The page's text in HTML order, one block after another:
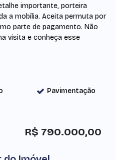
importante, porteira
a mobília. Aceita permuta por
parte de pagamento. Não
visita e conheça esse
Pavimentação
R$ 790.000,00